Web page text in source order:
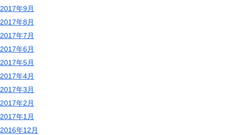
2017年9月
2017年8月
2017年7月
2017年6月
2017年5月
2017年4月
2017年3月
2017年2月
2017年1月
2016年12月